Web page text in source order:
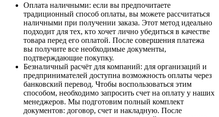
Оплата наличными: если вы предпочитаете
традиционный способ оплаты, вы можете рассчитаться
наличными при получении заказа. Этот метод идеально
подходит для тех, кто хочет лично убедиться в качестве
товара перед его оплатой. После совершения платежа
вы получите все необходимые документы,
подтверждающие покупку.
Безналичный расчёт для компаний: для организаций и
предпринимателей доступна возможность оплаты через
банковский перевод. Чтобы воспользоваться этим
способом, необходимо запросить счет на оплату у наших
менеджеров. Мы подготовим полный комплект
документов: договор, счет и накладную. После